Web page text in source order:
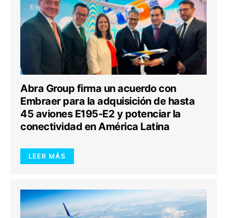
Abra Group firma un acuerdo con
Embraer para la adquisición de hasta
45 aviones E195-E2 y potenciar la
conectividad en América Latina
LEER MÁS